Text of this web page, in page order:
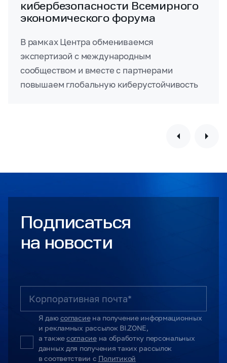
Всемирного
Международного
Красного Креста
В составе Всеобщего
совета помогаем
лиц от цифровых угроз во
конфликтов
Подписаться
на новости
Я даюсогласиена получение информационных
и рекламных рассылок BI.ZONE,
а такжесогласиена обработку персональных
данных для получения таких рассылок
в соответствии с Политикой